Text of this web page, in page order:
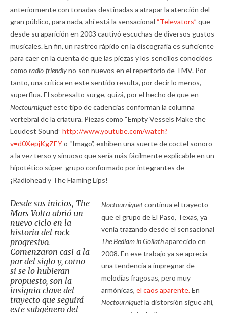
anteriormente con tonadas destinadas a atrapar la atención del
gran público, para nada, ahí está la sensacional “Televators” que
desde su aparición en 2003 cautivó escuchas de diversos gustos
musicales. En fin, un rastreo rápido en la discografía es suficiente
para caer en la cuenta de que las piezas y los sencillos conocidos
como radio-friendlyno son nuevos en el repertorio de TMV. Por
tanto, una crítica en este sentido resulta, por decir lo menos,
superflua. El sobresalto surge, quizá, por el hecho de que en
Noctourniqueteste tipo de cadencias conforman la columna
vertebral de la criatura. Piezas como “Empty Vessels Make the
Loudest Sound” http://www.youtube.com/watch?
v=d0XepjKgZEYo “Imago”, exhiben una suerte de coctel sonoro
a la vez terso y sinuoso que sería más fácilmente explicable en un
hipotético súper-grupo conformado por integrantes de
¡Radiohead y The Flaming Lips!
Desde sus inicios, The
Mars Volta abrió un
nuevo ciclo en la
historia del rock
progresivo.
Comenzaron casi a la
par del siglo y, como
si se lo hubieran
propuesto, son la
insignia clave del
trayecto que seguirá
este subgénero del
Noctourniquetcontinua el trayecto
que el grupo de El Paso, Texas, ya
venía trazando desde el sensacional
The Bedlam in Goliathaparecido en
2008. En ese trabajo ya se aprecia
una tendencia a impregnar de
melodías fragosas, pero muy
armónicas, el caos aparente.En
Noctourniquetla distorsión sigue ahí,